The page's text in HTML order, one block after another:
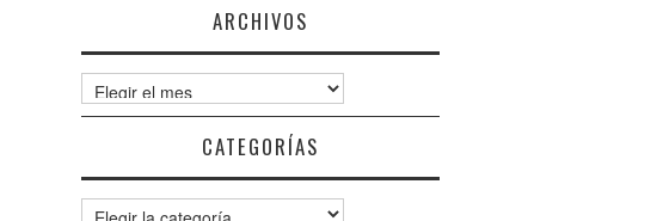
ARCHIVOS
Archivos
CATEGORÍAS
Categorías